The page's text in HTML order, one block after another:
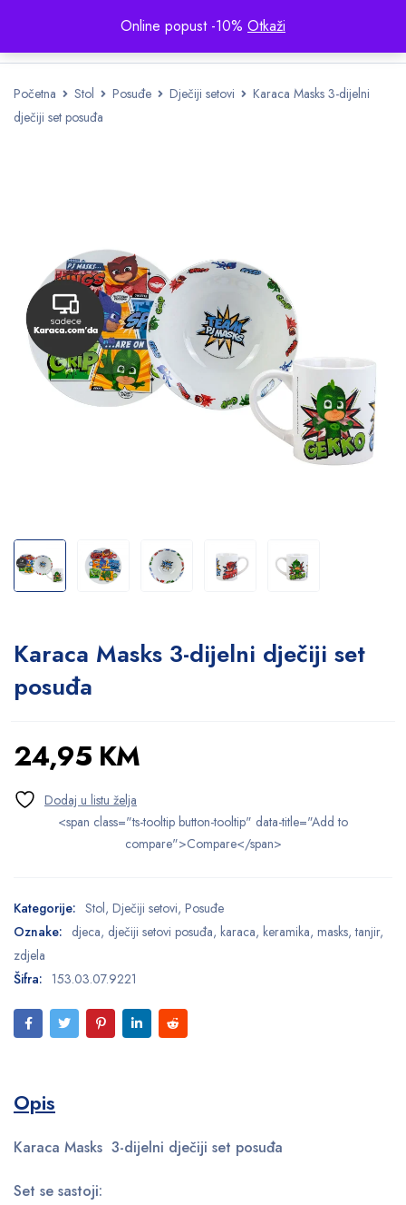
Online popust -10% Otkaži
Početna Stol Posuđe Dječiji setovi
Karaca Masks 3-dijelni
dječiji set posuđa
Karaca Masks 3-dijelni dječiji set
posuđa
24,95 KM
<span class="ts-tooltip button-tooltip" data-title="Add to
compare">Compare</span>
Kategorije: Stol, Dječiji setovi, Posuđe
Oznake: djeca, dječiji setovi posuđa, karaca, keramika, masks,tanjir,
zdjela
Šifra: 153.03.07.9221
Opis
Karaca Masks 3-dijelni dječiji set posuđa
Set se sastoji: